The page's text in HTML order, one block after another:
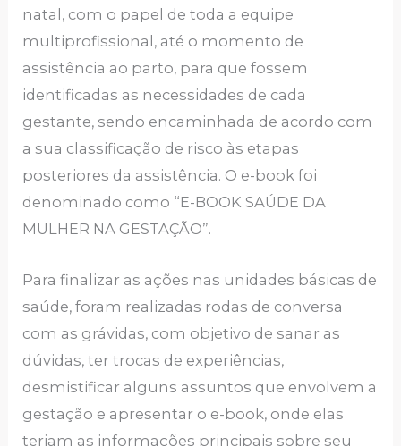
natal, com o papel de toda a equipe
multiprofissional, até o momento de
assistência ao parto, para que fossem
identificadas as necessidades de cada
gestante, sendo encaminhada de acordo com
a sua classificação de risco às etapas
posteriores da assistência. O e-book foi
denominado como “E-BOOK SAÚDE DA
MULHER NA GESTAÇÃO”.
Para finalizar as ações nas unidades básicas de
saúde, foram realizadas rodas de conversa
com as grávidas, com objetivo de sanar as
dúvidas, ter trocas de experiências,
desmistificar alguns assuntos que envolvem a
gestação e apresentar o e-book, onde elas
teriam as informações principais sobre seu